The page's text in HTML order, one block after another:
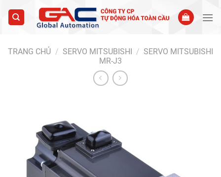
TRANG CHỦ / SERVO MITSUBISHI / SERVO MITSUBISHI
MR-J3